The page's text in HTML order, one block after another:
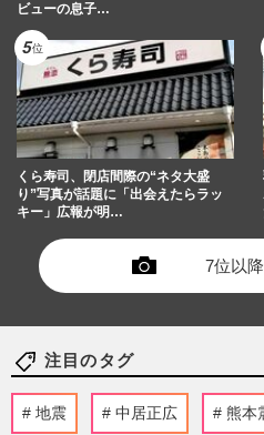
ビューの息子…
くら寿司、閉店間際の“ネタ大盛
り”写真が話題に「出会えたらラッ
キー」広報が明…
7位以
注目のタグ
地震 中居正広 熊本